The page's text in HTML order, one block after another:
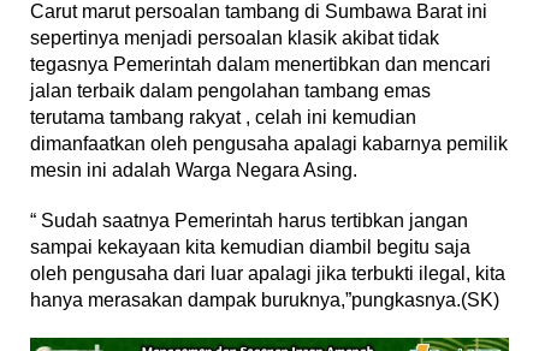
Carut marut persoalan tambang di Sumbawa Barat ini
sepertinya menjadi persoalan klasik akibat tidak
tegasnya Pemerintah dalam menertibkan dan mencari
jalan terbaik dalam pengolahan tambang emas
terutama tambang rakyat , celah ini kemudian
dimanfaatkan oleh pengusaha apalagi kabarnya pemilik
mesin ini adalah Warga Negara Asing.
“ Sudah saatnya Pemerintah harus tertibkan jangan
sampai kekayaan kita kemudian diambil begitu saja
oleh pengusaha dari luar apalagi jika terbukti ilegal, kita
hanya merasakan dampak buruknya,”pungkasnya.(SK)